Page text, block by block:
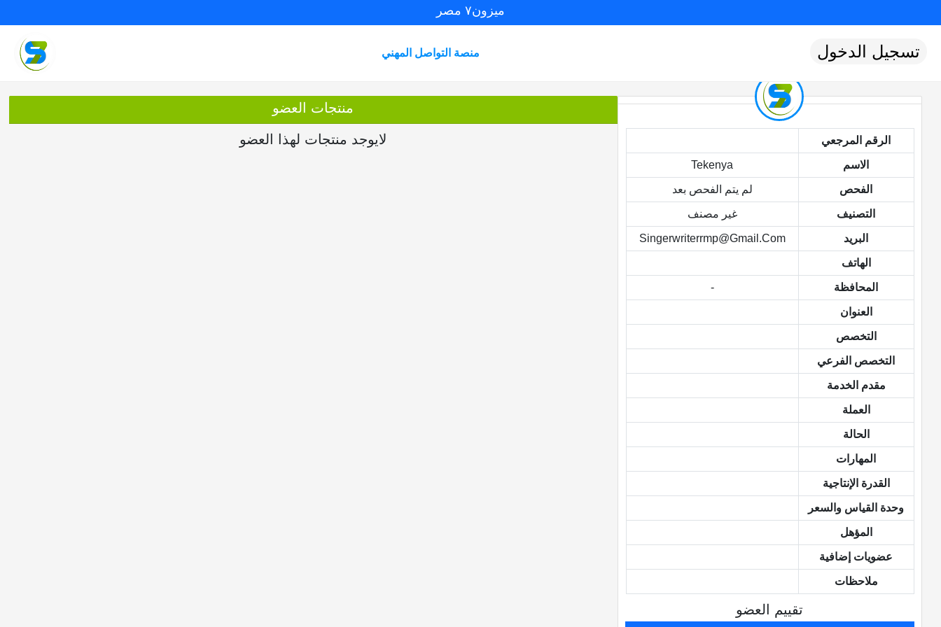
ميزون٧ مصر
منصة التواصل المهني تسجيل الدخول
الرقم المرجعي
الاسم Tekenya
الفحص لم يتم الفحص بعد
التصنيف غير مصنف
البريد Singerwriterrmp@gmail.com
الهاتف
المحافظة -
العنوان
التخصص
التخصص الفرعي
مقدم الخدمة
العملة
الحالة
المهارات
القدرة الإنتاجية
وحدة القياس والسعر
المؤهل
عضويات إضافية
ملاحظات
تقييم العضو
منتجات العضو
لايوجد منتجات لهذا العضو